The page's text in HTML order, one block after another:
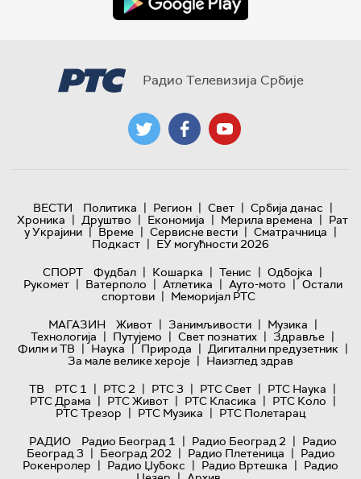
Радио Телевизија Србије
ВЕСТИ Политика | Регион | Свет | Србија данас |
Хроника | Друштво | Економија | Мерила времена | Рат
у Украјини | Време | Сервисне вести | Сматрачница |
Подкаст | ЕУ могућности 2026
СПОРТ
Фудбал | Кошарка | Тенис | Одбојка |
Рукомет | Ватерполо | Атлетика | Ауто-мото | Остали
спортови | Меморијал РТС
МАГАЗИН
Живот | Занимљивости | Музика |
Технологијa | Путујемо | Свет познатих | Здравље |
Филм и ТВ | Наука | Природа | Дигитални предузетник |
За мале велике хероје | Наизглед здрав
ТВ
РТС 1 | РТС 2 | РТС 3 | РТС Свет | РТС Наука |
РТС Драма | РТС Живот | РТС Класика | РТС Коло |
РТС Трезор | РТС Музика | РТС Полетарац
РАДИО
Радио Београд 1 | Радио Београд 2 | Радио
Београд 3 | Београд 202 | Радио Плетеница | Радио
Рокенролер | Радио Џубокс | Радио Вртешка | Радио